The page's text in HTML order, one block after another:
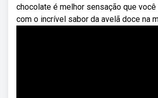
chocolate é melhor sensação que
com o incrível sabor da avelã doce na